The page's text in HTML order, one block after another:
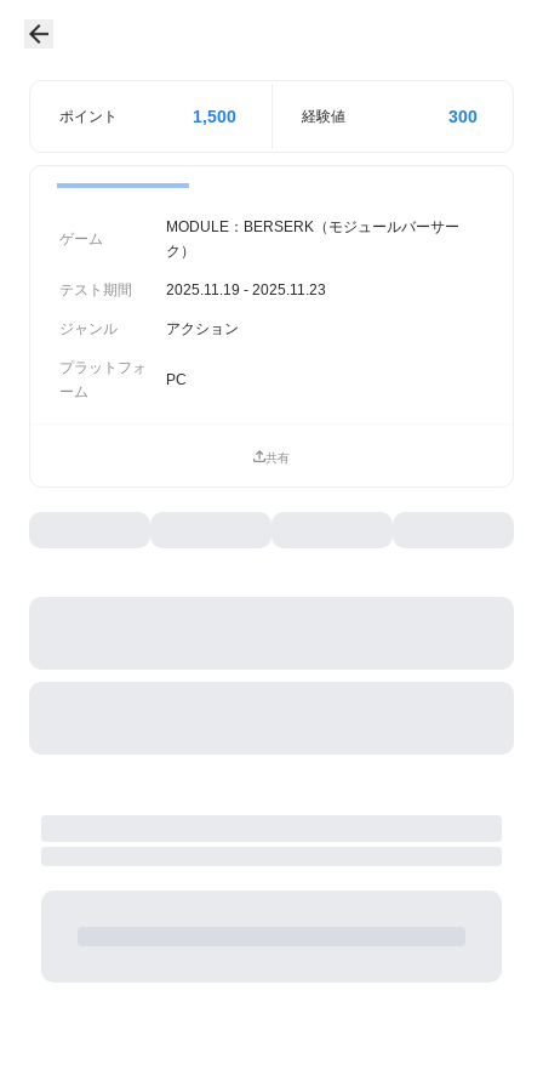
ポイント 1,500 経験値 300
ゲーム
MODULE：BERSERK（モジュールバーサー
ク）
テスト期間 2025.11.19 - 2025.11.23
ジャンル アクション
プラットフォ
ーム
PC
共有